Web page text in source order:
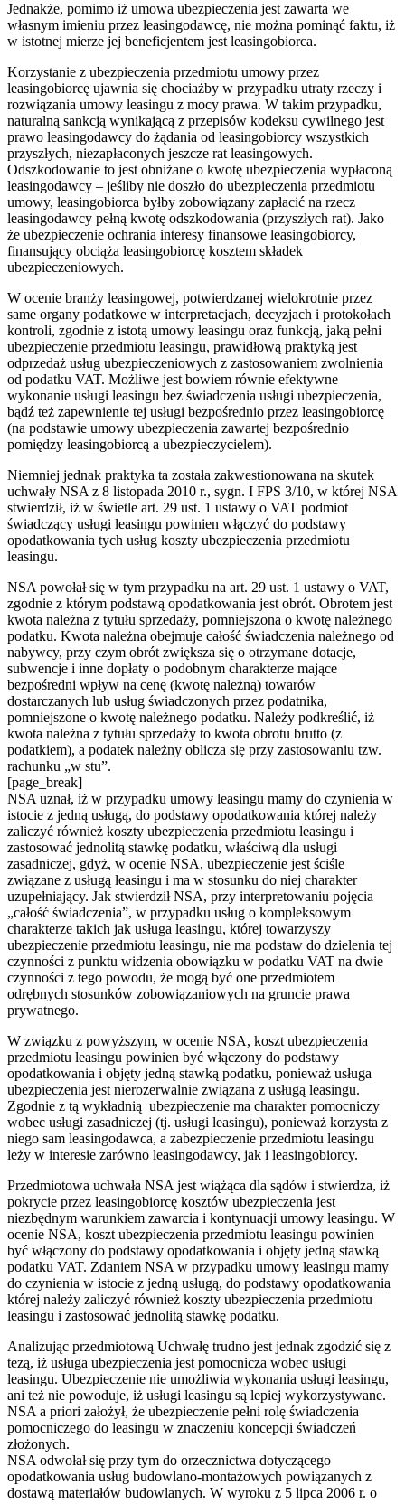
Jednakże, pomimo iż umowa ubezpieczenia jest zawarta we
własnym imieniu przez leasingodawcę, nie można pominąć faktu, iż
w istotnej mierze jej beneficjentem jest leasingobiorca.
Korzystanie z ubezpieczenia przedmiotu umowy przez
leasingobiorcę ujawnia się chociażby w przypadku utraty rzeczy i
rozwiązania umowy leasingu z mocy prawa. W takim przypadku,
naturalną sankcją wynikającą z przepisów kodeksu cywilnego jest
prawo leasingodawcy do żądania od leasingobiorcy wszystkich
przyszłych, niezapłaconych jeszcze rat leasingowych.
Odszkodowanie to jest obniżane o kwotę ubezpieczenia wypłaconą
leasingodawcy – jeśliby nie doszło do ubezpieczenia przedmiotu
umowy, leasingobiorca byłby zobowiązany zapłacić na rzecz
leasingodawcy pełną kwotę odszkodowania (przyszłych rat). Jako
że ubezpieczenie ochrania interesy finansowe leasingobiorcy,
finansujący obciąża leasingobiorcę kosztem składek
ubezpieczeniowych.
W ocenie branży leasingowej, potwierdzanej wielokrotnie przez
same organy podatkowe w interpretacjach, decyzjach i protokołach
kontroli, zgodnie z istotą umowy leasingu oraz funkcją, jaką pełni
ubezpieczenie przedmiotu leasingu, prawidłową praktyką jest
odprzedaż usług ubezpieczeniowych z zastosowaniem zwolnienia
od podatku VAT. Możliwe jest bowiem równie efektywne
wykonanie usługi leasingu bez świadczenia usługi ubezpieczenia,
bądź też zapewnienie tej usługi bezpośrednio przez leasingobiorcę
(na podstawie umowy ubezpieczenia zawartej bezpośrednio
pomiędzy leasingobiorcą a ubezpieczycielem).
Niemniej jednak praktyka ta została zakwestionowana na skutek
uchwały NSA z 8 listopada 2010 r., sygn. I FPS 3/10, w której NSA
stwierdził, iż w świetle art. 29 ust. 1 ustawy o VAT podmiot
świadczący usługi leasingu powinien włączyć do podstawy
opodatkowania tych usług koszty ubezpieczenia przedmiotu
leasingu.
NSA powołał się w tym przypadku na art. 29 ust. 1 ustawy o VAT,
zgodnie z którym podstawą opodatkowania jest obrót. Obrotem jest
kwota należna z tytułu sprzedaży, pomniejszona o kwotę należnego
podatku. Kwota należna obejmuje całość świadczenia należnego od
nabywcy, przy czym obrót zwiększa się o otrzymane dotacje,
subwencje i inne dopłaty o podobnym charakterze mające
bezpośredni wpływ na cenę (kwotę należną) towarów
dostarczanych lub usług świadczonych przez podatnika,
pomniejszone o kwotę należnego podatku. Należy podkreślić, iż
kwota należna z tytułu sprzedaży to kwota obrotu brutto (z
podatkiem), a podatek należny oblicza się przy zastosowaniu tzw.
rachunku „w stu”.
[page_break]
NSA uznał, iż w przypadku umowy leasingu mamy do czynienia w
istocie z jedną usługą, do podstawy opodatkowania której należy
zaliczyć również koszty ubezpieczenia przedmiotu leasingu i
zastosować jednolitą stawkę podatku, właściwą dla usługi
zasadniczej, gdyż, w ocenie NSA, ubezpieczenie jest ściśle
związane z usługą leasingu i ma w stosunku do niej charakter
uzupełniający. Jak stwierdził NSA, przy interpretowaniu pojęcia
„całość świadczenia”, w przypadku usług o kompleksowym
charakterze takich jak usługa leasingu, której towarzyszy
ubezpieczenie przedmiotu leasingu, nie ma podstaw do dzielenia tej
czynności z punktu widzenia obowiązku w podatku VAT na dwie
czynności z tego powodu, że mogą być one przedmiotem
odrębnych stosunków zobowiązaniowych na gruncie prawa
prywatnego.
W związku z powyższym, w ocenie NSA, koszt ubezpieczenia
przedmiotu leasingu powinien być włączony do podstawy
opodatkowania i objęty jedną stawką podatku, ponieważ usługa
ubezpieczenia jest nierozerwalnie związana z usługą leasingu.
Zgodnie z tą wykładnią ubezpieczenie ma charakter pomocniczy
wobec usługi zasadniczej (tj. usługi leasingu), ponieważ korzysta z
niego sam leasingodawca, a zabezpieczenie przedmiotu leasingu
leży w interesie zarówno leasingodawcy, jak i leasingobiorcy.
Przedmiotowa uchwała NSA jest wiążąca dla sądów i stwierdza, iż
pokrycie przez leasingobiorcę kosztów ubezpieczenia jest
niezbędnym warunkiem zawarcia i kontynuacji umowy leasingu. W
ocenie NSA, koszt ubezpieczenia przedmiotu leasingu powinien
być włączony do podstawy opodatkowania i objęty jedną stawką
podatku VAT. Zdaniem NSA w przypadku umowy leasingu mamy
do czynienia w istocie z jedną usługą, do podstawy opodatkowania
której należy zaliczyć również koszty ubezpieczenia przedmiotu
leasingu i zastosować jednolitą stawkę podatku.
Analizując przedmiotową Uchwałę trudno jest jednak zgodzić się z
tezą, iż usługa ubezpieczenia jest pomocnicza wobec usługi
leasingu. Ubezpieczenie nie umożliwia wykonania usługi leasingu,
ani też nie powoduje, iż usługi leasingu są lepiej wykorzystywane.
NSA a priori założył, że ubezpieczenie pełni rolę świadczenia
pomocniczego do leasingu w znaczeniu koncepcji świadczeń
złożonych.
NSA odwołał się przy tym do orzecznictwa dotyczącego
opodatkowania usług budowlano-montażowych powiązanych z
dostawą materiałów budowlanych. W wyroku z 5 lipca 2006 r. o